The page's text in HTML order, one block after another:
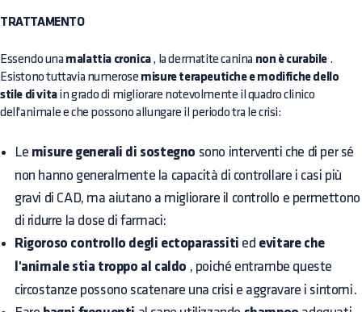
TRATTAMENTO
Essendo una malattia cronica, la dermatite canina non è curabile .
Esistono tuttavia numerose misure terapeutiche e modifiche dello
stile di vitain grado di migliorare notevolmente il quadro clinico
dell'animale e che possono allungare il periodo tra le crisi:
Le misure generali di sostegno sono interventi che di per sé
non hanno generalmente la capacità di controllare i casi più
gravi di CAD, ma aiutano a migliorare il controllo e permettono
di ridurre la dose di farmaci:
Rigoroso controllo degli ectoparassiti ed evitare che
l'animale stia troppo al caldo , poiché entrambe queste
circostanze possono scatenare una crisi e aggravare i sintomi.